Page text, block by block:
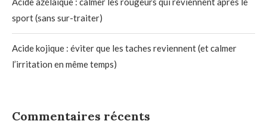
sport (sans sur-traiter)
Acide kojique : éviter que les taches reviennent (et calmer
l’irritation en même temps)
Commentaires récents